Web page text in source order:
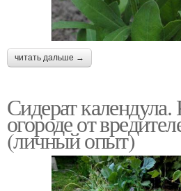
читать дальше →
Сидерат календула.
огороде от
(личный опыт)